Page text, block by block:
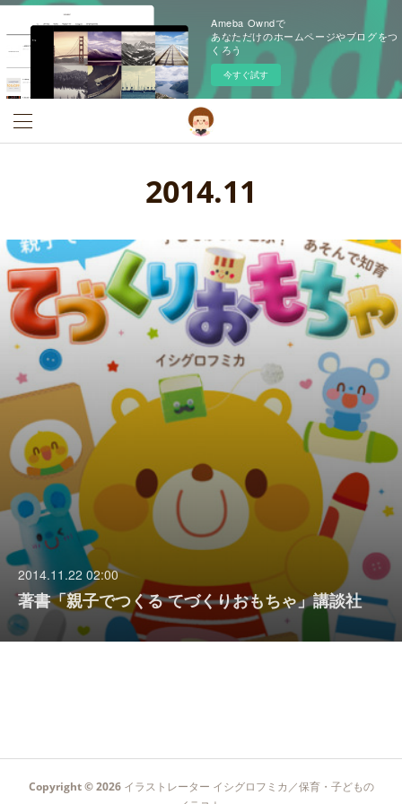
Ameba Owndで
あなただけのホームページやブログをつ
くろう
今すぐ試す
2014.11
2014.11.22 02:00
著書「親子でつくる てづくりおもちゃ」講談社
Copyright ©2026 イラストレーター イシグロフミカ／保育・子どもの